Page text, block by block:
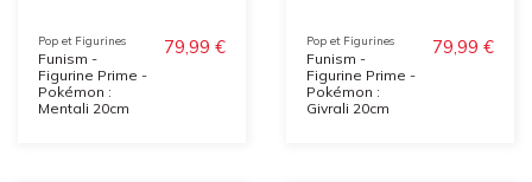
Pop et Figurines
Funism -
Figurine Prime -
Pokémon :
Mentali 20cm
79,99 € Pop et Figurines
Funism -
Figurine Prime -
Pokémon :
Givrali 20cm
79,99 €